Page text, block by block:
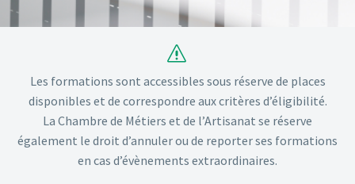
s
s
Les formations sont accessibles sous réserve de places
disponibles et de correspondre aux critères d’éligibilité.
La Chambre de Métiers et de l’Artisanat se réserve
également le droit d’annuler ou de reporter ses formations
en cas d’évènements extraordinaires.